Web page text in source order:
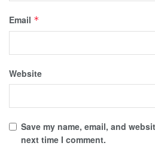
Email *
Website
Save my name, email, and
next time I comment.